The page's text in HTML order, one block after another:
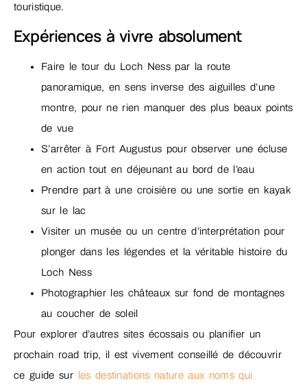
touristique.
Expériences à vivre absolument
Faire le tour du Loch Ness par la route
panoramique, en sens inverse des aiguilles d’une
montre, pour ne rien manquer des plus beaux points
de vue
S’arrêter à Fort Augustus pour observer une écluse
en action tout en déjeunant au bord de l’eau
Prendre part à une croisière ou une sortie en kayak
sur le lac
Visiter un musée ou un centre d’interprétation pour
plonger dans les légendes et la véritable histoire du
Loch Ness
Photographier les châteaux sur fond de montagnes
au coucher de soleil
Pour explorer d’autres sites écossais ou planifier un
prochain road trip, il est vivement conseillé de découvrir
ce guide sur les destinations nature aux noms qui